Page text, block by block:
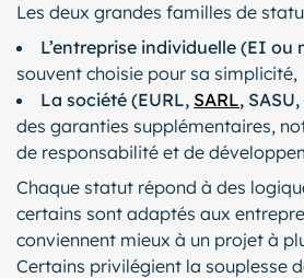
Les deux grandes familles de
L’entreprise individuelle (EI ou
souvent choisie pour sa simplicité,
La société (EURL, SARL,
des garanties supplémentaires,
de responsabilité et de
Chaque statut répond à des
certains sont adaptés aux
conviennent mieux à un projet à
Certains privilégient la souplesse